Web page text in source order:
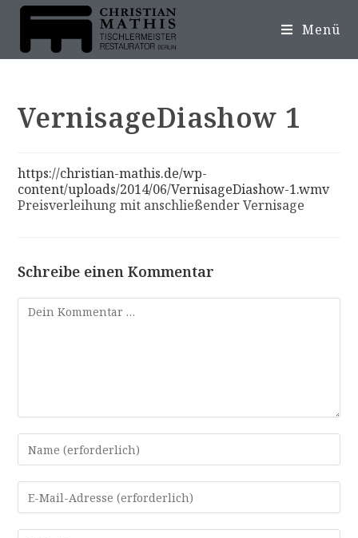
Menü
VernisageDiashow 1
https://christian-mathis.de/wp-
content/uploads/2014/06/VernisageDiashow-1.wmv
Preisverleihung mit anschließender Vernisage
Schreibe einen Kommentar